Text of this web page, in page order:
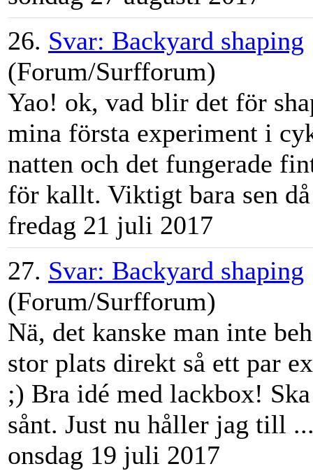
26. Svar: Backyard shaping
(Forum/Surfforum)
Yao! ok, vad blir det för
mina första experiment i
natten och det fungerade
för kallt. Viktigt bara sen
fredag 21 juli 2017
27. Svar: Backyard shaping
(Forum/Surfforum)
Nä, det kanske man inte
stor plats direkt så ett par
;) Bra idé med lackbox!
sånt. Just nu håller jag till
onsdag 19 juli 2017